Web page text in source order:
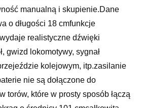
manualną i skupienie.Dane
o długości 18 cmfunkcje
realistyczne dźwięki
gwizd lokomotywy, sygnał
kolejowym, itp.zasilanie
nie są dołączone do
torów, które w prosty sposób łączą